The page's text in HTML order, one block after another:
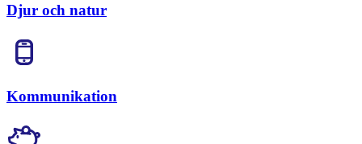
Djur och natur
Kommunikation